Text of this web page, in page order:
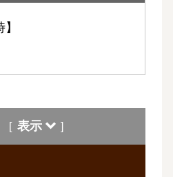
[ 表示 ]